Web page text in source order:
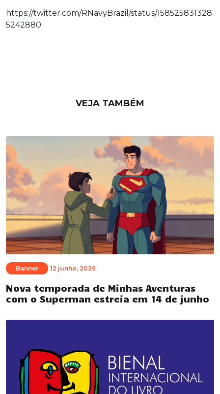
https://twitter.com/RNavyBrazil/status/158525831328
5242880
VEJA TAMBÉM
Banner 12 junho, 2026
Nova temporada de Minhas Aventuras
com o Superman estreia em 14 de junho